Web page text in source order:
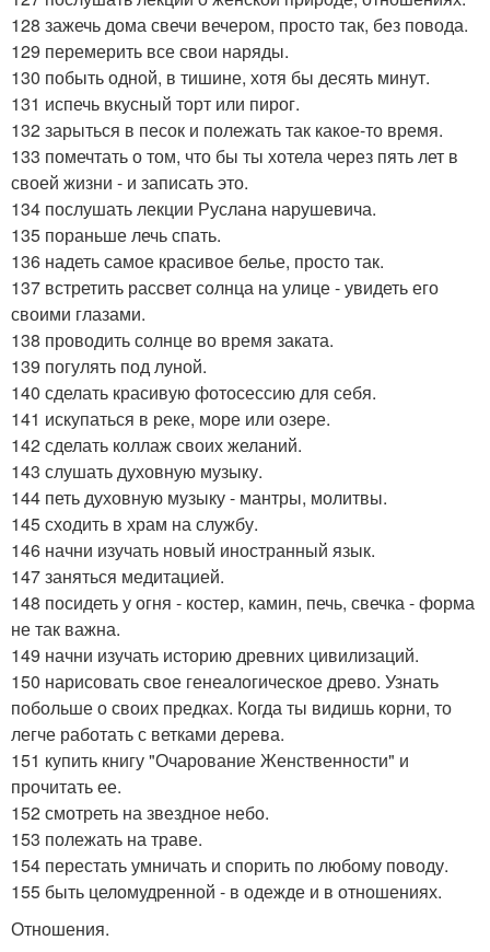
128 зажечь дома свечи вечером, просто так, без повода.
129 перемерить все свои наряды.
130 побыть одной, в тишине, хотя бы десять минут.
131 испечь вкусный торт или пирог.
132 зарыться в песок и полежать так какое-то время.
133 помечтать о том, что бы ты хотела через пять лет в
своей жизни - и записать это.
134 послушать лекции Руслана нарушевича.
135 пораньше лечь спать.
136 надеть самое красивое белье, просто так.
137 встретить рассвет солнца на улице - увидеть его
своими глазами.
138 проводить солнце во время заката.
139 погулять под луной.
140 сделать красивую фотосессию для себя.
141 искупаться в реке, море или озере.
142 сделать коллаж своих желаний.
143 слушать духовную музыку.
144 петь духовную музыку - мантры, молитвы.
145 сходить в храм на службу.
146 начни изучать новый иностранный язык.
147 заняться медитацией.
148 посидеть у огня - костер, камин, печь, свечка - форма
не так важна.
149 начни изучать историю древних цивилизаций.
150 нарисовать свое генеалогическое древо. Узнать
побольше о своих предках. Когда ты видишь корни, то
легче работать с ветками дерева.
151 купить книгу "Очарование Женственности" и
прочитать ее.
152 смотреть на звездное небо.
153 полежать на траве.
154 перестать умничать и спорить по любому поводу.
155 быть целомудренной - в одежде и в отношениях.
Отношения.